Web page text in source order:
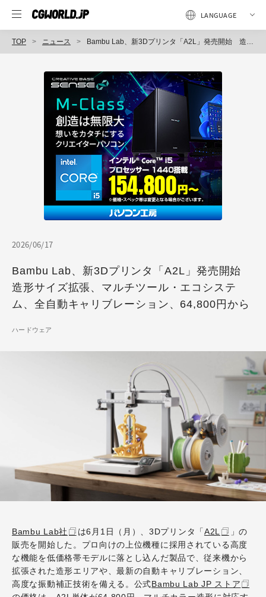
TOP ニュース Bambu Lab、新3Dプリンタ「A2L」発売開始 造形サイズ拡張、マルチツール・エコシステム、全自動キャリブレーション、64,800円から
2026/06/17
Bambu Lab、新3Dプリンタ「A2L」発売開始
造形サイズ拡張、マルチツール・エコシステ
ム、全自動キャリブレーション、64,800円から
ハードウェア
Bambu Lab社 は6月1日（月）、3Dプリンタ「A2L
」の
販売を開始した。プロ向けの上位機種に採用されている高度
な機能を低価格帯モデルに落とし込んだ製品で、従来機から
拡張された造形エリアや、最新の自動キャリブレーション、
高度な振動補正技術を備える。公式Bambu Lab JP ストア